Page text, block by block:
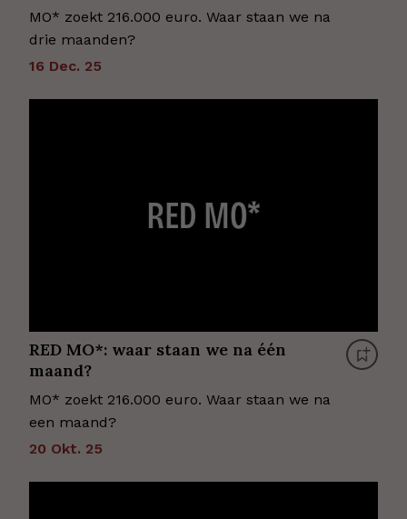
MO* zoekt 216.000 euro. Waar staan we na
drie maanden?
16 Dec. 25
RED MO*: waar staan we na één
maand?
MO* zoekt 216.000 euro. Waar staan we na
een maand?
20 Okt. 25